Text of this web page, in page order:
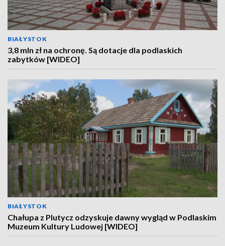
BIAŁYSTOK
3,8 mln zł na ochronę. Są dotacje dla podlaskich
zabytków [WIDEO]
BIAŁYSTOK
Chałupa z Plutycz odzyskuje dawny wygląd w Podlaskim
Muzeum Kultury Ludowej [WIDEO]